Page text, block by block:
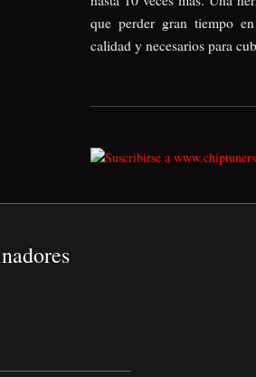
que perder gran tiempo
calidad y necesarios para